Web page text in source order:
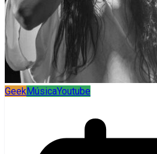
GeekMúsicaYoutube